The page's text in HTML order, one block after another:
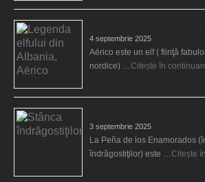
4 septembrie 2025
Aërico este un elf ( fiinţă
nordice) …Citește în
3 septembrie 2025
La Peña de los Enamorados
îndrăgostiţilor) este …Citește